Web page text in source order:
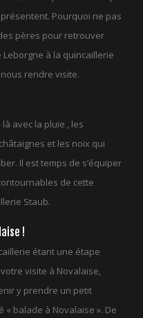
Pourquoi ne pas
pères pour retrouver
à la quincaillerie
rendre visite.
là avec la pluie , les
et les noix qui
Il est temps de s’équiper
de cette
Staub.
!
étant une étape
visite à Novalaise,
y prendre un petit
« balade à Novalaise ». De